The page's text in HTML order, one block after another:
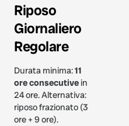
Riposo
Giornaliero
Regolare
Durata minima:11
ore consecutive in
24 ore. Alternativa:
riposo frazionato (3
ore + 9 ore).